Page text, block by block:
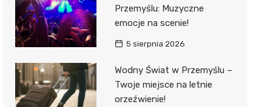
Przemyślu: Muzyczne
emocje na scenie!
5 sierpnia 2026
Wodny Świat w Przemyślu –
Twoje miejsce na letnie
orzeźwienie!